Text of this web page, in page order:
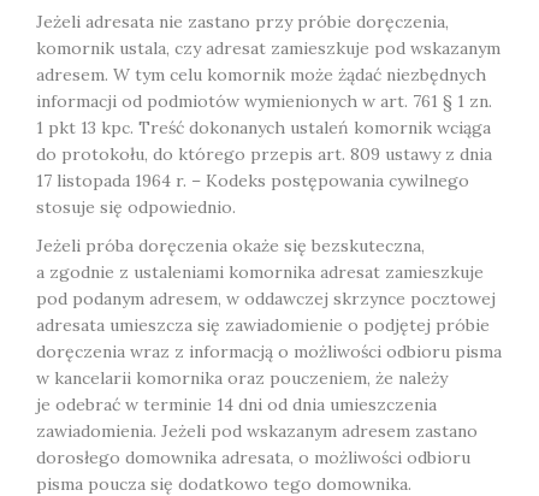
Jeżeli adresata nie zastano przy próbie doręczenia,
komornik ustala, czy adresat zamieszkuje pod wskazanym
adresem. W tym celu komornik może żądać niezbędnych
informacji od podmiotów wymienionych w art. 761 § 1 zn.
1 pkt 13 kpc. Treść dokonanych ustaleń komornik wciąga
do protokołu, do którego przepis art. 809 ustawy z dnia
17 listopada 1964 r. – Kodeks postępowania cywilnego
stosuje się odpowiednio.
Jeżeli próba doręczenia okaże się bezskuteczna,
a zgodnie z ustaleniami komornika adresat zamieszkuje
pod podanym adresem, w oddawczej skrzynce pocztowej
adresata umieszcza się zawiadomienie o podjętej próbie
doręczenia wraz z informacją o możliwości odbioru pisma
w kancelarii komornika oraz pouczeniem, że należy
je odebrać w terminie 14 dni od dnia umieszczenia
zawiadomienia. Jeżeli pod wskazanym adresem zastano
dorosłego domownika adresata, o możliwości odbioru
pisma poucza się dodatkowo tego domownika.